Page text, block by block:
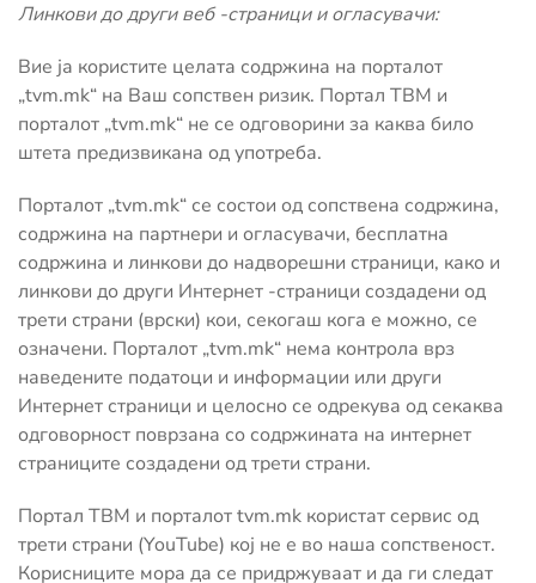
Линкови до други веб -страници и огласувачи:
Вие ја користите целата содржина на порталот
„tvm.mk“ на Ваш сопствен ризик. Портал ТВМ и
порталот „tvm.mk“ не се одговорини за каква било
штета предизвикана од употреба.
Порталот „tvm.mk“ се состои од сопствена содржина,
содржина на партнери и огласувачи, бесплатна
содржина и линкови до надворешни страници, како и
линкови до други Интернет -страници создадени од
трети страни (врски) кои, секогаш кога е можно, се
означени. Порталот „tvm.mk“ нема контрола врз
наведените податоци и информации или други
Интернет страници и целосно се одрекува од секаква
одговорност поврзана со содржината на интернет
страниците создадени од трети страни.
Портал ТВМ и порталот tvm.mk користат сервис од
трети страни (YouTube) кој не е во наша сопственост.
Корисниците мора да се придржуваат и да ги следат